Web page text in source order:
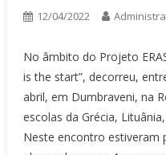
12/04/2022
No âmbito do Projeto
is the start”, decorreu,
abril, em Dumbraveni, na
escolas da Grécia,
Neste encontro estiveram